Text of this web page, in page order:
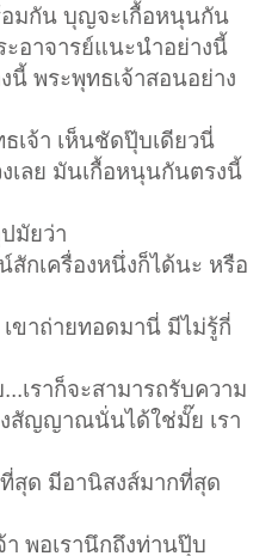
อมกัน บุญจะเกื้อหนุนกัน
ะอาจารย์แนะนำอย่างนี้
พระพุทธเจ้าสอนอย่าง
เจ้า เห็นชัดปุ๊บเดียวนี่
เลย มันเกื้อหนุนกันตรงนี้
มัยว่า
สักเครื่องหนึ่งก็ได้นะ หรือ
าถ่ายทอดมานี่ มีไม่รู้กี่
เราก็จะสามารถรับความ
สัญญาณนั่นได้ใช่มั๊ย เรา
ด มีอานิสงส์มากที่สุด
า พอเรานึกถึงท่านปุ๊บ